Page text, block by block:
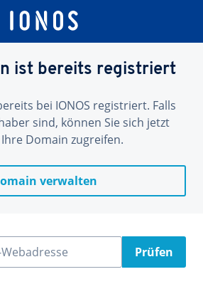
ist bereits registriert
bei IONOS registriert. Falls
sind, können Sie sich jetzt
Domain zugreifen.
verwalten
Prüfen